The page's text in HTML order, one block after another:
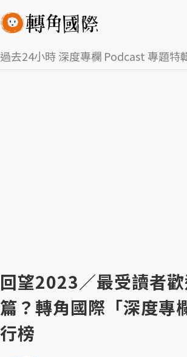
過去24小時深度專欄 Podcast 專題特
回望2023／最受讀者
篇？轉角國際「深度專
行榜